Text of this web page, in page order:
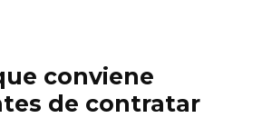
conviene
de contratar